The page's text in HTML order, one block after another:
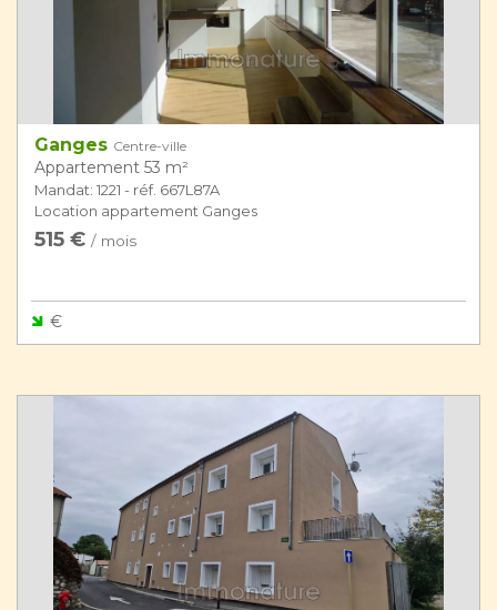
Ganges Centre-ville
Appartement 53 m²
Mandat: 1221 - réf. 667L87A
Location appartement Ganges
515 € / mois
€